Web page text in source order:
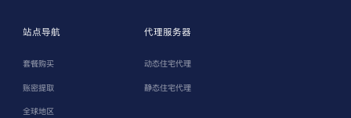
站点导航
套餐购买
账密提取
全球地区
代理服务器
动态住宅代理
静态住宅代理